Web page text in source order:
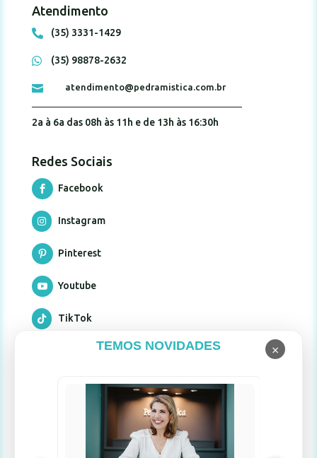
Atendimento
 (35) 3331-1429
 (35) 98878-2632
 atendimento@pedramistica.com.br
2a à 6a das 08h às 11h e de 13h às 16:30h
Redes Sociais
 Facebook
 Instagram
 Pinterest
 Youtube
 TikTok
TEMOS NOVIDADES ×